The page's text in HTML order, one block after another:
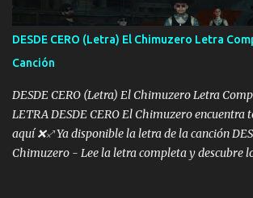
de este León los estatales no sé esperaron Al
también la nueve que cargo al lado doy la
al traicionero damos pa abajo Y No me paran
pues hay charola les voy a dar hasta topar pues
DESDE CERO (Letra) El Chimuzero Letra
Canción
DESDE CERO (Letra) El Chimuzero Letra
LETRA DESDE CERO El Chimuzero
aquí ❌♐ Ya disponible la letra de la canción
Chimuzero - Lee la letra completa y descubre